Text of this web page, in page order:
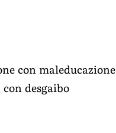
con maleducazione
desgaibo